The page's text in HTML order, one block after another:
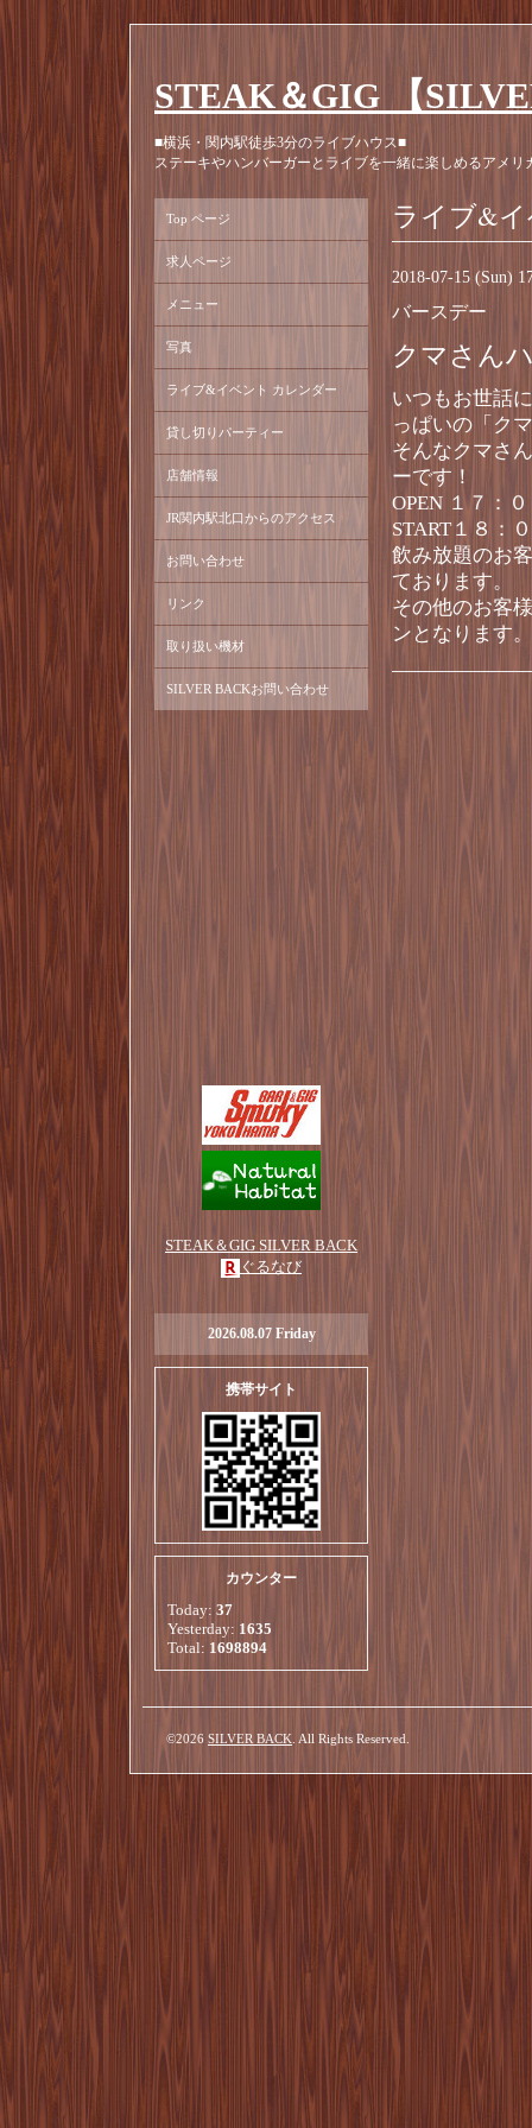
STEAK＆GIG 【
■横浜・関内駅徒歩3分のライブハウス■
ステーキやハンバーガーとライブを一緒に楽しめるアメリ
ライブ&
2018-07-15 (Sun)
バースデー
クマさん
いつもお世話
っぱいの「ク
そんなクマさ
ーです！
OPEN １７：
START１８：
飲み放題のお
ております。
その他のお客
ンとなります。
Top ページ
求人ページ
メニュー
写真
ライブ&イベント カレンダー
貸し切りパーティー
店舗情報
JR関内駅北口からのアクセス
お問い合わせ
リンク
取り扱い機材
SILVER BACKお問い合わせ
STEAK＆GIG SILVER BACK
ぐるなび
2026.08.07 Friday
携帯サイト
カウンター
Today: 37
Yesterday: 1635
Total: 1698894
©2026 SILVER BACK . All Rights Reserved.